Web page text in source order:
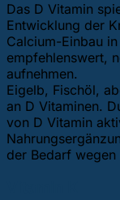
Das D Vitamin
Entwicklung der
Calcium-Einbau
empfehlenswert,
aufnehmen.
Eigelb, Fischöl,
an D Vitaminen.
von D Vitamin
der Bedarf wegen